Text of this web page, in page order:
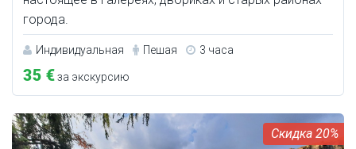
города.
Индивидуальная Пешая 3 часа
35 €за экскурсию
20%